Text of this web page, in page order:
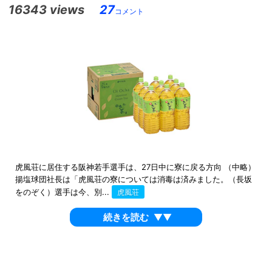
16343 views 27コメント
虎風荘に居住する阪神若手選手は、27日中に寮に戻る方向 （中略）
揚塩球団社長は「虎風荘の寮については消毒は済みました。（長坂
をのぞく）選手は今、別...
虎風荘
続きを読む ▼▼